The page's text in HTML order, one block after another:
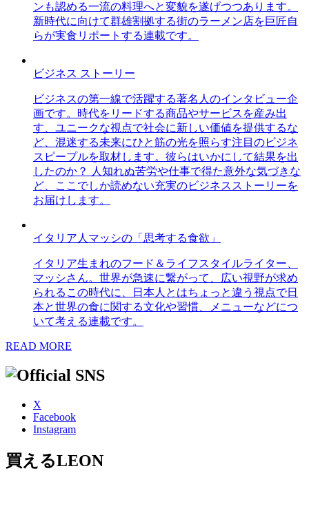
ンも認める一流の料理へと変貌を遂げつつあります。
新時代に向けて群雄割拠する街のラーメン店を巨匠自
らが実食リポートする連載です。
ビジネス ストーリー
ビジネスの第一線で活躍する著名人のインタビュー企
画です。時代をリードする商品やサービスを産み出
す、ユニークな視点で社会に新しい価値を提供するな
ど、混迷する未来にひと筋の光を照らす注目のビジネ
スピープルを取材します。彼らはいかにして結果を出
したのか？ 人知れぬ苦労や仕事で得た意外な気づきな
ど、ここでしか読めない充実のビジネスストーリーを
お届けします。
イタリア人マッシの「思考する食欲」
イタリア生まれのフード＆ライフスタイルライター、
マッシさん。世界が急速に繋がって、広い視野が求め
られるこの時代に、日本人とはちょっと違う視点で日
本と世界の食に関する文化や習慣、メニューなどにつ
いて考える連載です。
READ MORE
X
Facebook
Instagram
買えるLEON